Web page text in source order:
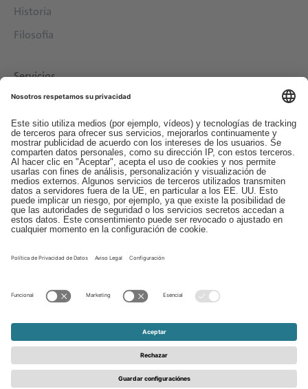
Historia
Filosofía
Servicios
Contacto
EDI
Aviso legal
Canal de Denuncias
Condiciones generales